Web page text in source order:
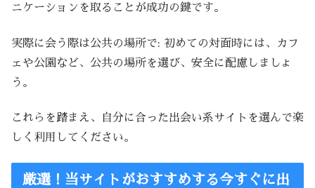
ニケーションを取ることが成功の鍵です。
実際に会う際は公共の場所で: 初めての対面時には、カフ
ェや公園など、公共の場所を選び、安全に配慮しましょ
う。
これらを踏まえ、自分に合った出会い系サイトを選んで楽
しく利用してください。
厳選！当サイトがおすすめする今すぐに出